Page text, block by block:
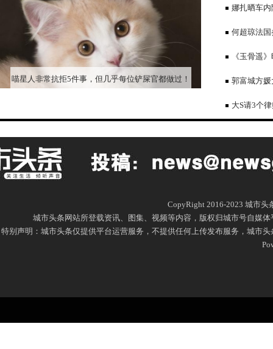
喵星人非常抗拒5件事，但几乎每位铲屎官都做过！
超短短裤打
娜扎晒车
何超琼法
外，和干女
《玉骨遥
郭富城方
大S请3个
CopyRight 2016-2023 城市头
城市头条网站所登载资讯、图集、视频等内容，版权归城市号自媒
特别声明：城市头条仅提供平台运营服务，不提供任何上传发布服务，城市